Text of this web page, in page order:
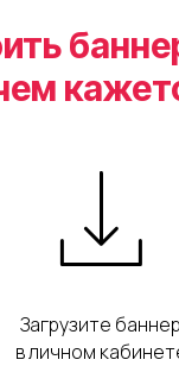
Загрузите баннер
в личном